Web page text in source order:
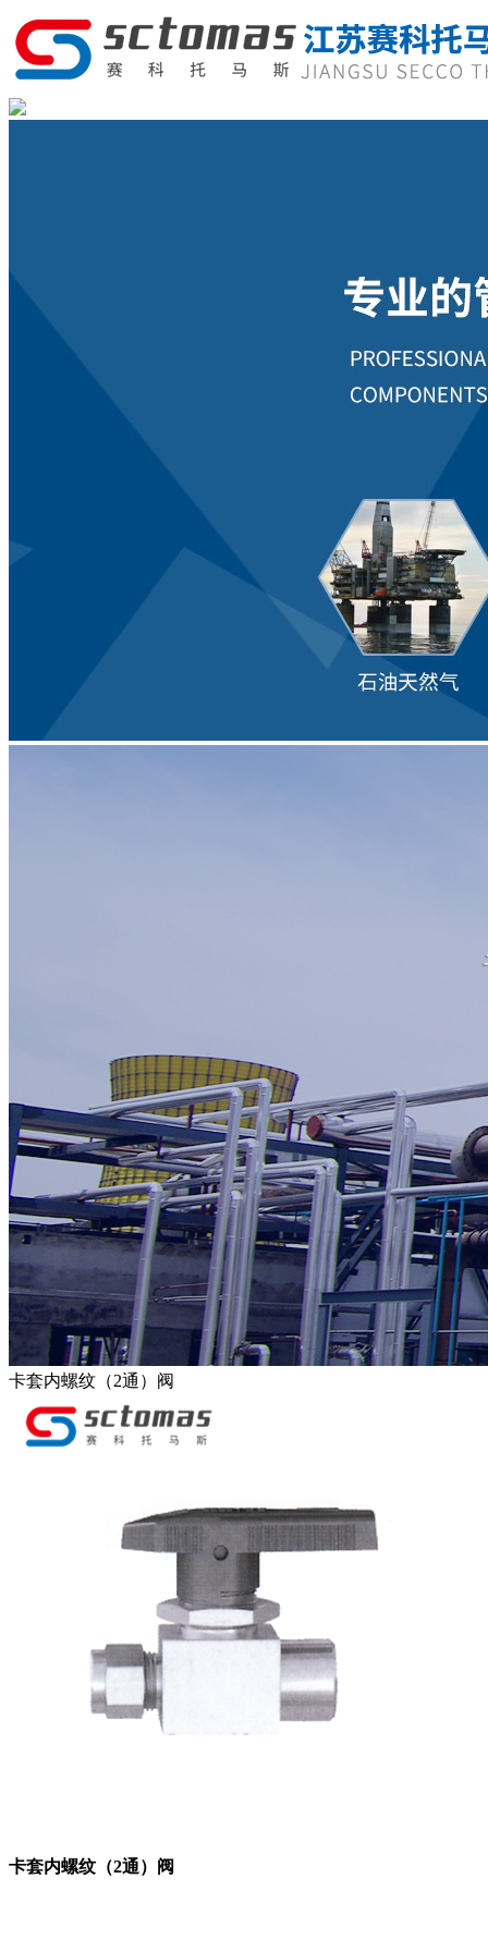
卡套内螺纹（2通）阀
卡套内螺纹（2通）阀